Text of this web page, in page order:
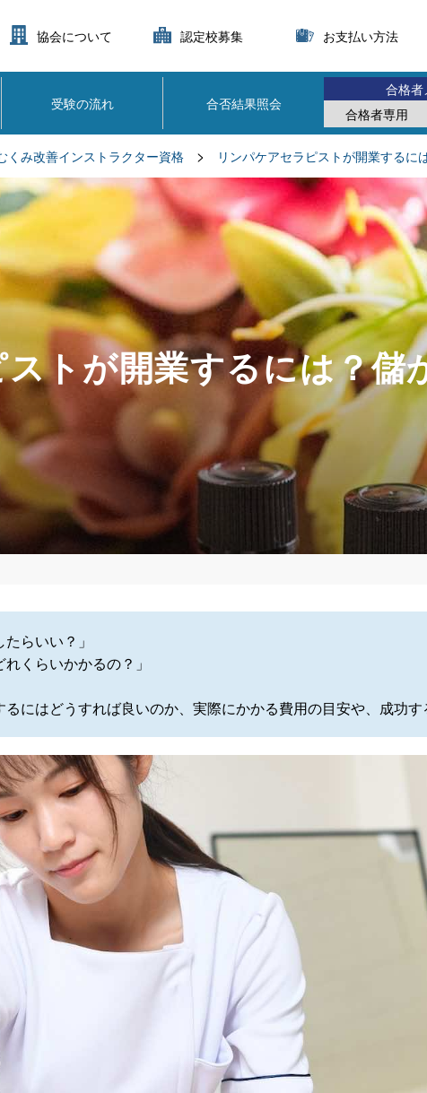
協会について 認定校募集 お支払い方法
受験の流れ 合否結果照会
合格者
合格者専用
くみ改善インストラクター資格 > リンパケアセラピストが開業するに
トが開業するには？儲
らいい？」
くらいかかるの？」
にはどうすれば良いのか、実際にかかる費用の目安や、成功す